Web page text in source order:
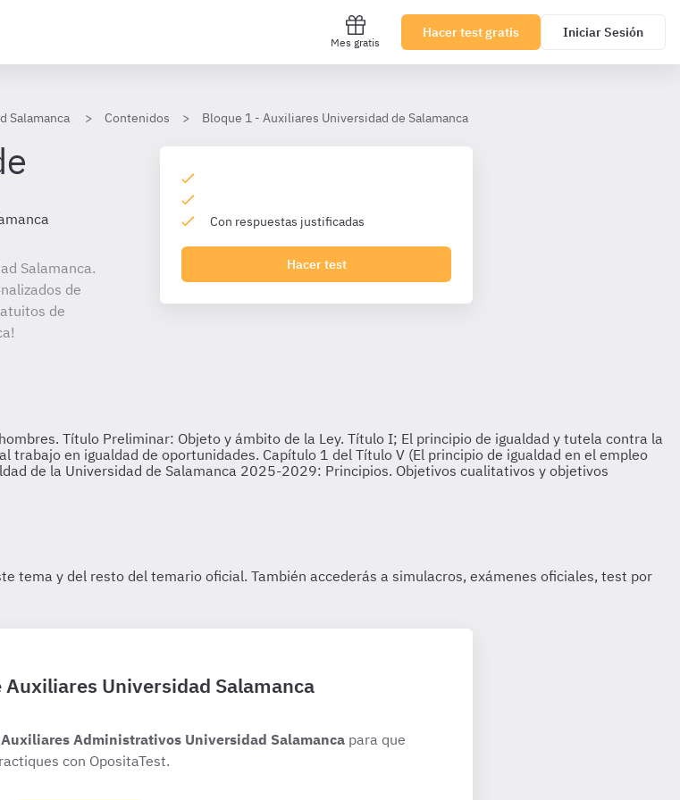
Mes gratis
Hacer test gratis Iniciar Sesión
Salamanca Contenidos Bloque 1 - Auxiliares Universidad de Salamanca
Salamanca.
de
de
Con respuestas justificadas
Hacer test
Universidad Salamanca
Auxiliares Administrativos Universidad Salamanca para que
con OpositaTest.